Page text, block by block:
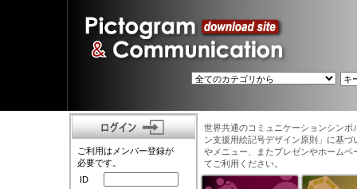
ご利用はメンバー登録が
必要です。
ID
世界共通のコミュニケーションシン
ン支援用絵記号デザイン原則」に基
やメニュー、またプレゼンやホーム
てご利用ください。